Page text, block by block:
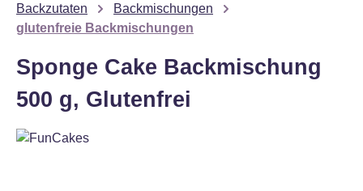
Backzutaten
Backmischungen
glutenfreie Backmischungen
Sponge Cake Backmischung
500 g, Glutenfrei